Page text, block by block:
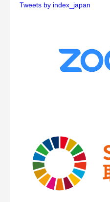
Tweets by index_japan